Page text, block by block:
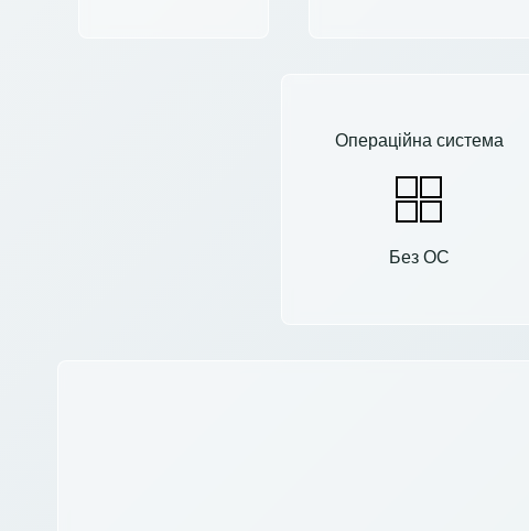
Операційна система
Без ОС